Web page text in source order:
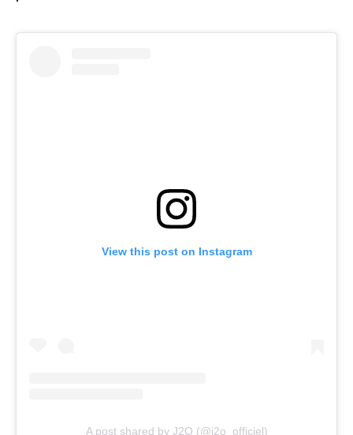
View this post on Instagram
A post shared by J2O (@j2o_officiel)